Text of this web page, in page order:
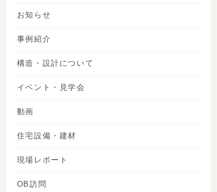
お知らせ
事例紹介
構造・設計について
イベント・見学会
動画
住宅設備・建材
現場レポート
OB訪問